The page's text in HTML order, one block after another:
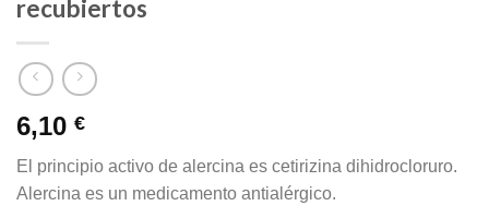
recubiertos
6,10 €
El principio activo de alercina es cetirizina dihidrocloruro.
Alercina es un medicamento antialérgico.